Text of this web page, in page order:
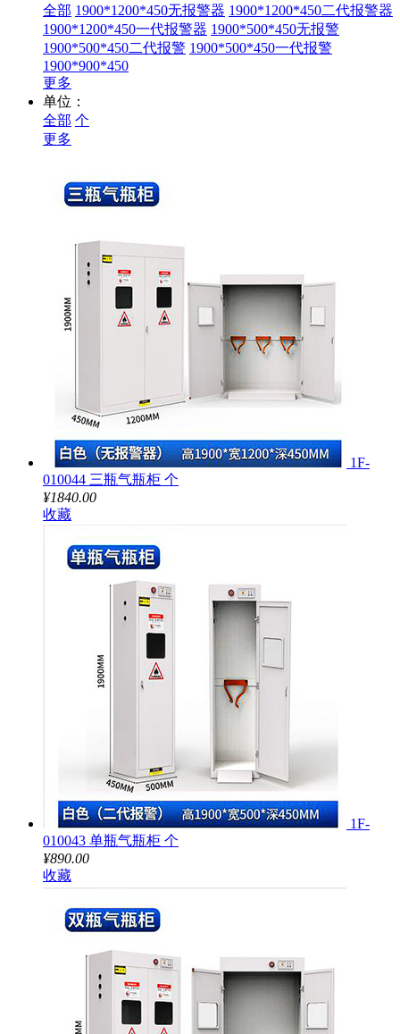
全部 1900*1200*450无报警器 1900*1200*450二代报警器
1900*1200*450一代报警器 1900*500*450无报警
1900*500*450二代报警 1900*500*450一代报警
1900*900*450
更多
单位：
全部 个
更多
1F-
010044 三瓶气瓶柜 个
¥1840.00
收藏
1F-
010043 单瓶气瓶柜 个
¥890.00
收藏